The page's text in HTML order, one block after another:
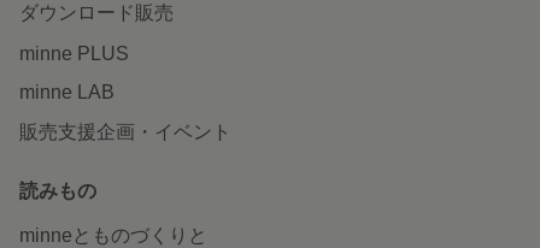
ダウンロード販売
minne PLUS
minne LAB
販売支援企画・イベント
読みもの
minneとものづくりと